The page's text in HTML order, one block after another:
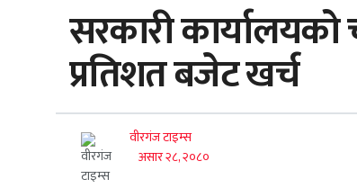
सरकारी
प्रतिशत बजेट खर्च
वीरगंज टाइम्स
असार २८, २०८०